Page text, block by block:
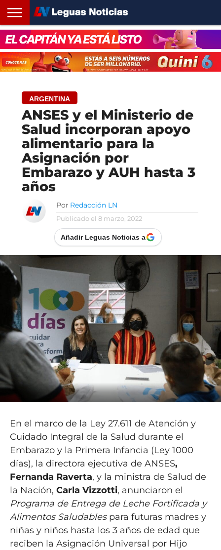
INICIO
SANTA
FE
ROSARIO24
REGIONES
ARGENTINA
OPINIÓN
CONTACTO
ARGENTINA
ANSES y el Ministerio de
Salud incorporan apoyo
alimentario para la
Asignación por
Embarazo y AUH hasta 3
años
Por Redacción LN
Publicado el 8 marzo, 2022
Añadir Leguas Noticias a
En el marco de la Ley 27.611 de Atención y
Cuidado Integral de la Salud durante el
Embarazo y la Primera Infancia (Ley 1000
días), la directora ejecutiva de ANSES,
Fernanda Raverta, y la ministra de Salud de
la Nación, Carla Vizzotti, anunciaron el
Programa de Entrega de Leche Fortificada y
Alimentos Saludablespara futuras madres y
niñas y niños hasta los 3 años de edad que
reciben la Asignación Universal por Hijo